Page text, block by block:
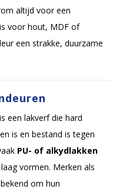
altijd voor een
voor hout, MDF of
een strakke, duurzame
een lakverf die hard
is en bestand is tegen
PU- of alkydlakken
vormen. Merken als
om hun